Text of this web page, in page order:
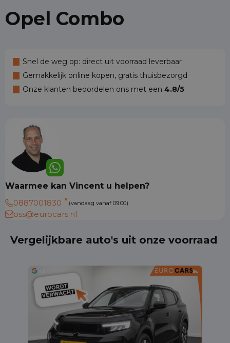
Opel Combo
Snel de weg op: direct uit voorraad leverbaar
Gemakkelijk online kopen, gratis thuisbezorgd
Onze klanten beoordelen ons met een 4.8/5
Waarmee kan Vincent u helpen?
0887001830
(vandaag vanaf 09:00)
oss@eurocars.nl
Vergelijkbare auto's uit onze voorraad